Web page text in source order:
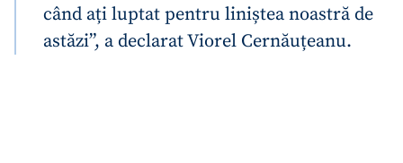
când ați luptat pentru liniștea noastră de
astăzi”, a declarat Viorel Cernăuțeanu.